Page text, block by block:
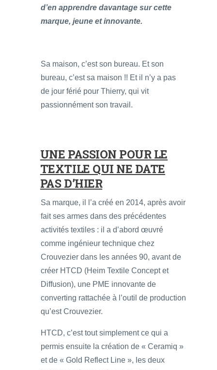
d’en apprendre davantage sur cette
marque, jeune et innovante.
Sa maison, c’est son bureau. Et son
bureau, c’est sa maison !! Et il n’y a pas
de jour férié pour Thierry, qui vit
passionnément son travail.
UNE PASSION POUR LE
TEXTILE QUI NE DATE
PAS D’HIER
Sa marque, il l’a créé en 2014, après avoir
fait ses armes dans des précédentes
activités textiles : il a d’abord œuvré
comme ingénieur technique chez
Crouvezier dans les années 90, avant de
créer HTCD (Heim Textile Concept et
Diffusion), une PME innovante de
converting rattachée à l’outil de production
qu’est Crouvezier.
HTCD, c’est tout simplement ce qui a
permis ensuite la création de « Ceramiq »
et de « Gold Reflect Line », les deux